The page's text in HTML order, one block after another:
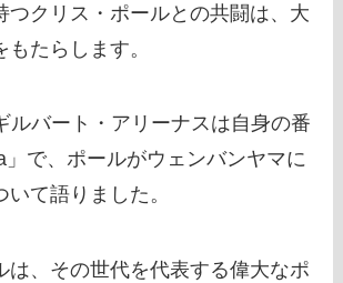
つクリス・ポールとの共闘は、大
たらします。
ルバート・アリーナスは自身の番
」で、ポールがウェンバンヤマに
て語りました。
は、その世代を代表する偉大なポ